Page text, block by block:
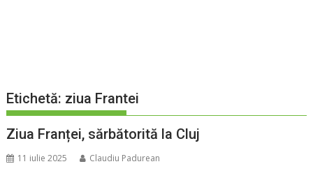
Etichetă: ziua Frantei
Ziua Franței, sărbătorită la Cluj
11 iulie 2025 Claudiu Padurean